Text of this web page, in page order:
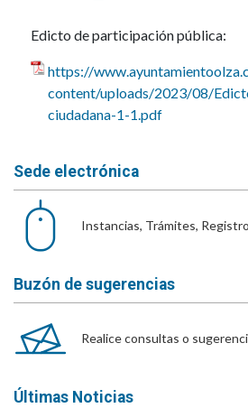
Edicto de participación pública:
https://
content/uploads/2023/08/
ciudadana-1-1.pdf
Sede electrónica
Instancias, Trámites,
Buzón de sugerencias
Realice consultas o
Últimas Noticias